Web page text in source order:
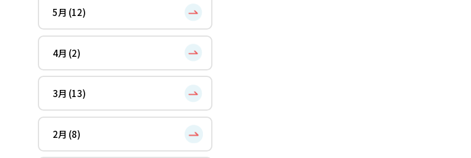
5月 (12)
4月 (2)
3月 (13)
2月 (8)